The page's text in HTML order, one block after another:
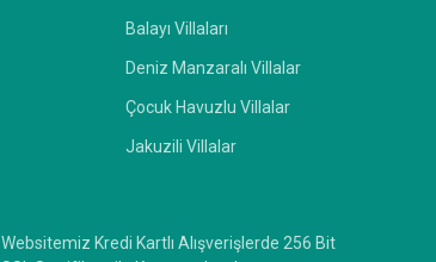
Balayı Villaları
Deniz Manzaralı Villalar
Çocuk Havuzlu Villalar
Jakuzili Villalar
Websitemiz Kredi Kartlı Alışverişlerde 256 Bit